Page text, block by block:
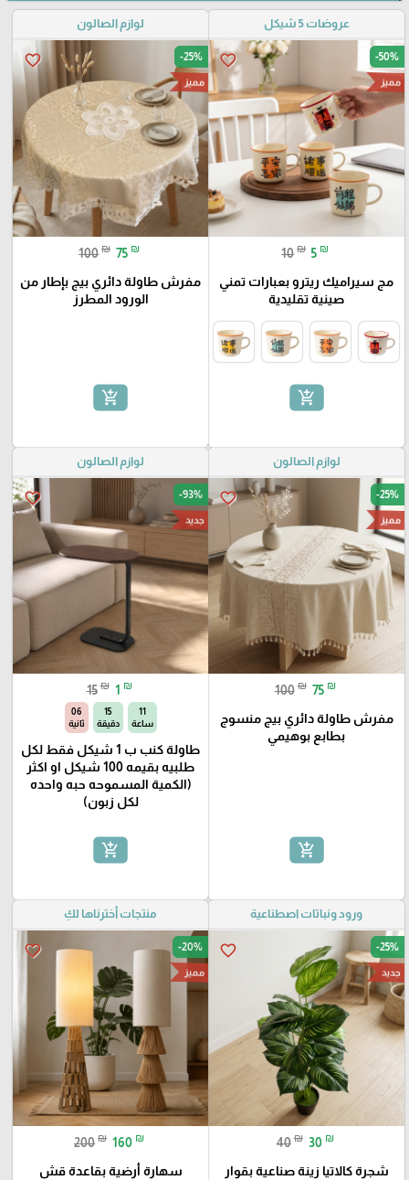
عروضات 5 شيكل
favorite_border -50%
مميز
10 ₪ 5 ₪
مج سيراميك ريترو بعبارات تمني
صينية تقليدية
add_shopping_cart
لوازم الصالون
favorite_border -25%
مميز
100 ₪ 75 ₪
مفرش طاولة دائري بيج بإطار من
الورود المطرز
add_shopping_cart
لوازم الصالون
favorite_border -25%
مميز
100 ₪ 75 ₪
مفرش طاولة دائري بيج منسوج
بطابع بوهيمي
add_shopping_cart
لوازم الصالون
favorite_border -93%
جديد
15 ₪ 1 ₪
11
ساعة
15
دقيقة
05
ثانية
طاولة كنب ب 1 شيكل فقط لكل
طلبيه بقيمه 100 شيكل او اكثر
(الكمية المسموحه حبه واحده
لكل زبون)
add_shopping_cart
ورود ونباتات اصطناعية
favorite_border -25%
جديد
40 ₪ 30 ₪
شجرة كالاتيا زينة صناعية بقوار
منتجات أخترناها لكِ
favorite_border -20%
مميز
200 ₪ 160 ₪
سهارة أرضية بقاعدة قش